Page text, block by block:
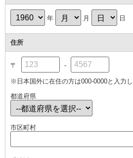
年 月 日
住所
〒 -
※日本国外に在住の方は000-0000と入力
都道府県
市区町村